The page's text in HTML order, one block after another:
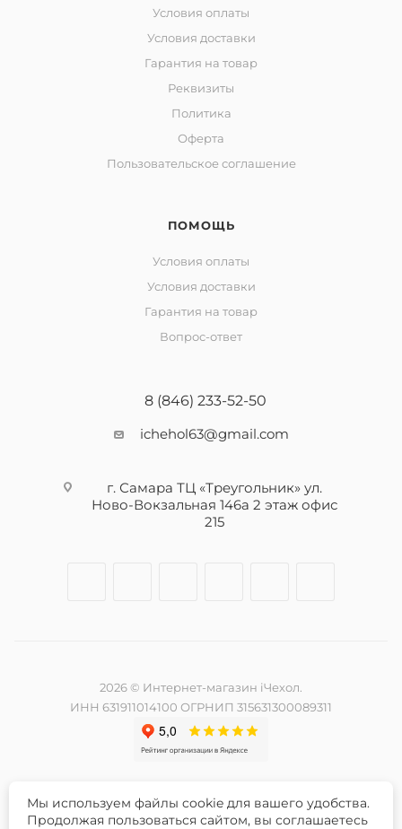
Условия оплаты
Условия доставки
Гарантия на товар
Реквизиты
Политика
Оферта
Пользовательское соглашение
ПОМОЩЬ
Условия оплаты
Условия доставки
Гарантия на товар
Вопрос-ответ
8 (846) 233-52-50
ichehol63@gmail.com
г. Самара ТЦ «Треугольник» ул.
Ново-Вокзальная 146а 2 этаж офис
215
2026 © Интернет-магазин iЧехол.
ИНН 631911014100 ОГРНИП 315631300089311
Разработка и продвижение сайта -
Мы используем файлы cookie для вашего удобства.
Продолжая пользоваться сайтом, вы соглашаетесь